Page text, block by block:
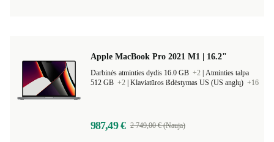
Apple MacBook Pro 2021 M1 | 16.2"
Darbinės atminties dydis 16.0 GB +2 Atminties talpa
512 GB +2 Klaviatūros išdėstymas US (US anglų) +16
987,49 € 2 749,00 € (Nauja)